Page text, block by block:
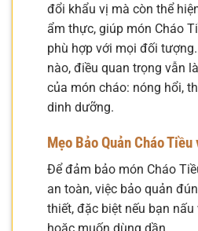
đổi khẩu vị mà còn thể
ẩm thực, giúp món Cháo
phù hợp với mọi đối
nào, điều quan trọng vẫn
của món cháo: nóng hổi,
dinh dưỡng.
Mẹo Bảo Quản Cháo
Để đảm bảo món Cháo
an toàn, việc bảo quản
thiết, đặc biệt nếu bạn